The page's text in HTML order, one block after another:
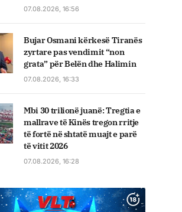
07.08.2026, 16:56
Bujar Osmani kërkesë Tiranës
zyrtare pas vendimit “non
grata” për Belën dhe Halimin
07.08.2026, 16:33
Mbi 30 trilionë juanë: Tregtia e
mallrave të Kinës tregon rritje
të fortë në shtatë muajt e parë
të vitit 2026
07.08.2026, 16:28